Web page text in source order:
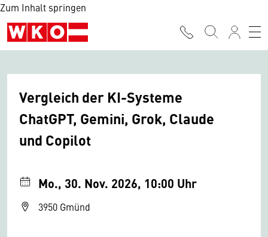
Zum Inhalt springen
Vergleich der KI-Systeme
ChatGPT, Gemini, Grok, Claude
und Copilot
Mo., 30. Nov. 2026, 10:00 Uhr
3950 Gmünd